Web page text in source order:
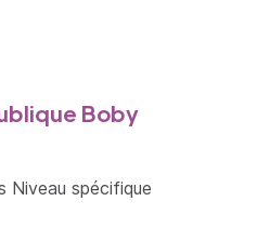
Boby
Niveau spécifique